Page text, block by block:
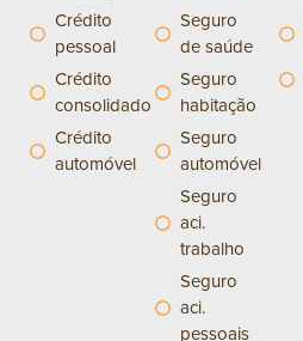
Crédito
pessoal
Crédito
consolidado
Crédito
automóvel
Seguro
de saúde
Seguro
habitação
Seguro
automóvel
Seguro
aci.
trabalho
Seguro
aci.
pessoais